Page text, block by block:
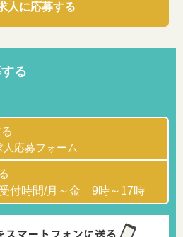
人に応募する
る
人応募フォーム
付時間/月～金 9時～17時